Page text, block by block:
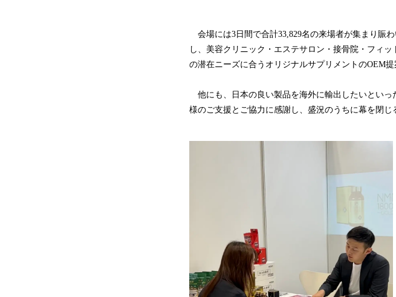
会場には3日間で合計33,829名の来場者が集まり賑
し、美容クリニック・エステサロン・接骨院・フィ
の潜在ニーズに合うオリジナルサプリメントのOEM提
他にも、日本の良い製品を海外に輸出したいとい
様のご支援とご協力に感謝し、盛況のうちに幕を閉じ